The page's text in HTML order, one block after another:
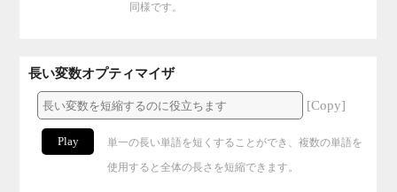
同様です。
長い変数オプティマイザ
[Copy]
Play
単一の長い単語を短くすることができ、複数の単語を
使用すると全体の長さを短縮できます。